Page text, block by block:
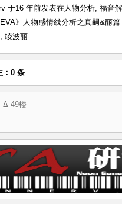
于16 年前发表在人物分析, 福音
EVA》人物感情线分析之真嗣&丽
, 绫波丽
：0 条
Δ-49楼